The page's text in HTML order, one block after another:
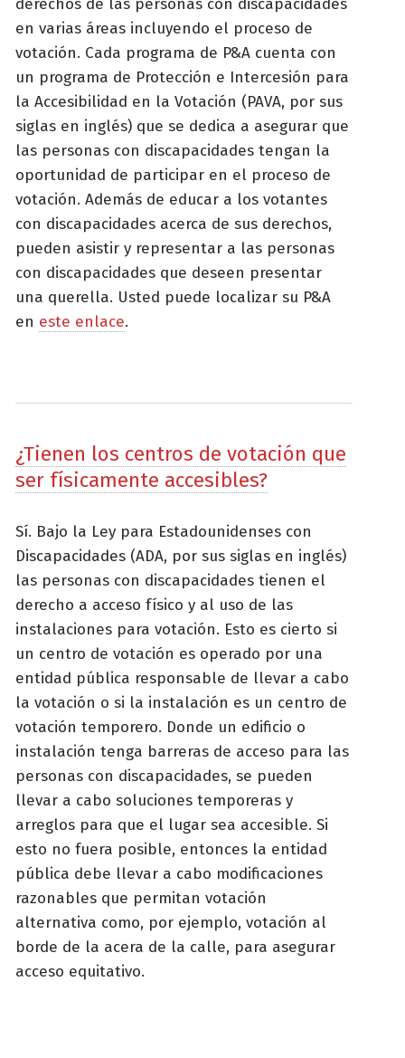
derechos de las personas con discapacidades
en varias áreas incluyendo el proceso de
votación. Cada programa de P&A cuenta con
un programa de Protección e Intercesión para
la Accesibilidad en la Votación (PAVA, por sus
siglas en inglés) que se dedica a asegurar que
las personas con discapacidades tengan la
oportunidad de participar en el proceso de
votación. Además de educar a los votantes
con discapacidades acerca de sus derechos,
pueden asistir y representar a las personas
con discapacidades que deseen presentar
una querella. Usted puede localizar su P&A
en este enlace.
¿Tienen los centros de votación que
ser físicamente accesibles?
Sí. Bajo la Ley para Estadounidenses con
Discapacidades (ADA, por sus siglas en inglés)
las personas con discapacidades tienen el
derecho a acceso físico y al uso de las
instalaciones para votación. Esto es cierto si
un centro de votación es operado por una
entidad pública responsable de llevar a cabo
la votación o si la instalación es un centro de
votación temporero. Donde un edificio o
instalación tenga barreras de acceso para las
personas con discapacidades, se pueden
llevar a cabo soluciones temporeras y
arreglos para que el lugar sea accesible. Si
esto no fuera posible, entonces la entidad
pública debe llevar a cabo modificaciones
razonables que permitan votación
alternativa como, por ejemplo, votación al
borde de la acera de la calle, para asegurar
acceso equitativo.